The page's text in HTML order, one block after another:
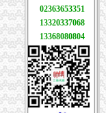
02363653351
13320337068
13368080804